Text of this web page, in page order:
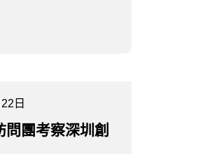
日
問團考察深圳創